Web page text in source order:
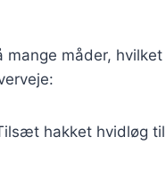
mange måder,
hakket hvidløg